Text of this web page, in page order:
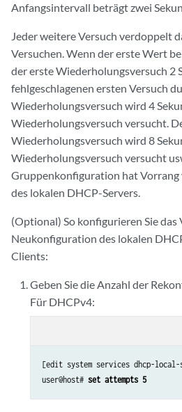
Anfangsintervall beträgt zwei
Jeder weitere Versuch verdoppelt
Versuchen. Wenn der erste Wert
der erste Wiederholungsversuch 2
fehlgeschlagenen ersten Versuch
Wiederholungsversuch wird 4
Wiederholungsversuch versucht.
Wiederholungsversuch wird 8
Wiederholungsversuch versucht
Gruppenkonfiguration hat
des lokalen DHCP-Servers.
(Optional) So konfigurieren Sie das
Neukonfiguration des lokalen
Clients:
Geben Sie die Anzahl der
Für DHCPv4:
[edit system services dhcp-
user@host# set attempts 5